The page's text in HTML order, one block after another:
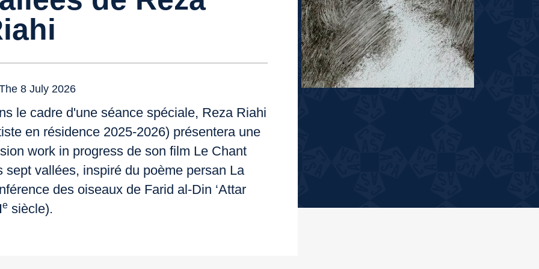
8 July 2026
le cadre d'une séance spéciale, Reza Riahi
en résidence 2025-2026) présentera une
work in progress de son film Le Chant
sept vallées, inspiré du poème persan La
des oiseaux de Farid al-Din ‘Attar
e siècle).